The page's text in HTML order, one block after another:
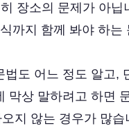
장소의 문제가 아닙
까지 함께 봐야 하는
도 어느 정도 알고,
상 말하려고 하면
지 않는 경우가 많습